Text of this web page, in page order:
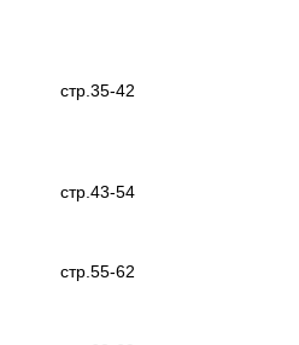
стр.35-42
стр.43-54
стр.55-62